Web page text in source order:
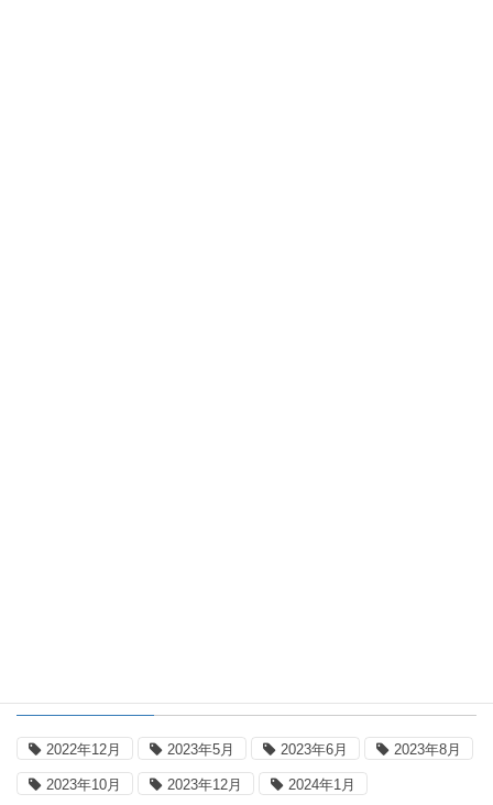
2022年12月 2023年5月 2023年6月 2023年8月
2023年10月 2023年12月 2024年1月